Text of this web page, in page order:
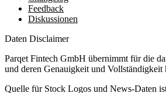
Feedback
Diskussionen
Daten Disclaimer
Parqet Fintech GmbH übernimmt für die
und deren Genauigkeit und Vollständigkeit
Quelle für Stock Logos und News-Daten